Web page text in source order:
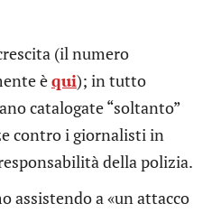
(il numero
èqui); in tutto
catalogate “soltanto”
contro i giornalisti in
della polizia.
assistendo a «un attacco